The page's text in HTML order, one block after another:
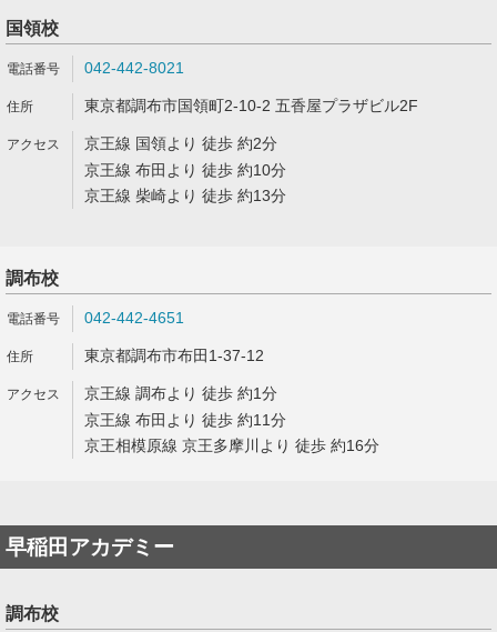
国領校
042-442-8021
東京都調布市国領町2-10-2 五香屋プラザビル2F
京王線 国領より 徒歩 約2分
京王線 布田より 徒歩 約10分
京王線 柴崎より 徒歩 約13分
調布校
042-442-4651
東京都調布市布田1-37-12
京王線 調布より 徒歩 約1分
京王線 布田より 徒歩 約11分
京王相模原線 京王多摩川より 徒歩 約16分
早稲田アカデミー
調布校